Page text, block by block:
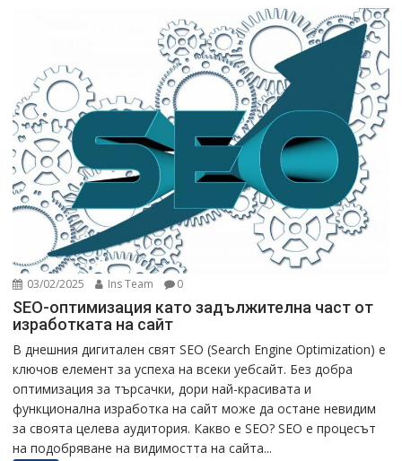
03/02/2025 Ins Team 0
SEO-оптимизация като задължителна част от
изработката на сайт
В днешния дигитален свят SEO (Search Engine Optimization) е
ключов елемент за успеха на всеки уебсайт. Без добра
оптимизация за търсачки, дори най-красивата и
функционална изработка на сайт може да остане невидим
за своята целева аудитория. Какво е SEO? SEO е процесът
на подобряване на видимостта на сайта...